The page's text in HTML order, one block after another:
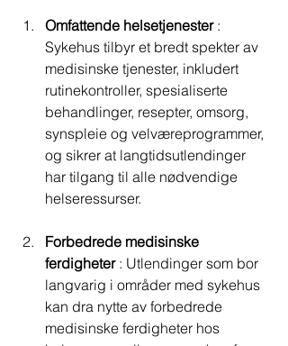
Omfattende helsetjenester :
Sykehus tilbyr et bredt spekter av
medisinske tjenester, inkludert
rutinekontroller, spesialiserte
behandlinger, resepter, omsorg,
synspleie og velværeprogrammer,
og sikrer at langtidsutlendinger
har tilgang til alle nødvendige
helseressurser.
Forbedrede medisinske
ferdigheter : Utlendinger som bor
langvarig i områder med sykehus
kan dra nytte av forbedrede
medisinske ferdigheter hos